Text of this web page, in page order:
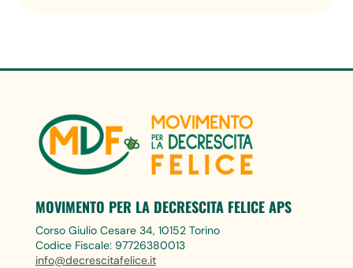
MOVIMENTO PER LA DECRESCITA FELICE APS
Corso Giulio Cesare 34, 10152 Torino
Codice Fiscale: 97726380013
info@decrescitafelice.it